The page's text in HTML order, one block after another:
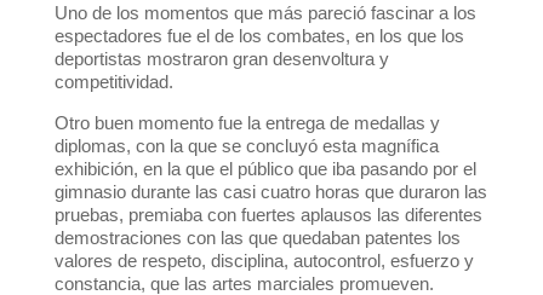
Uno de los momentos que más pareció fascinar a los
espectadores fue el de los combates, en los que los
deportistas mostraron gran desenvoltura y
competitividad.
Otro buen momento fue la entrega de medallas y
diplomas, con la que se concluyó esta magnífica
exhibición, en la que el público que iba pasando por el
gimnasio durante las casi cuatro horas que duraron las
pruebas, premiaba con fuertes aplausos las diferentes
demostraciones con las que quedaban patentes los
valores de respeto, disciplina, autocontrol, esfuerzo y
constancia, que las artes marciales promueven.